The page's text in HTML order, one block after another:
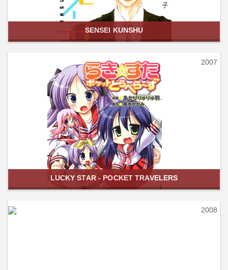
SENSEI KUNSHU
2007
LUCKY STAR - POCKET TRAVELERS
2008